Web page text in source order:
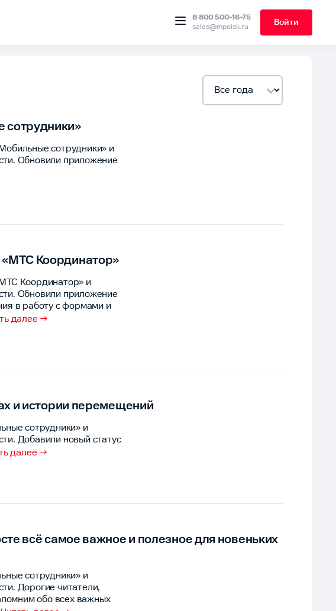
8 800 500-16-75
sales@mpoisk.ru
Войти
сотрудники» и
Обновили приложение
Координатор»
Координатор» и
Обновили приложение
в работу с формами и
далее →
и истории перемещений
сотрудники» и
Добавили новый статус
далее →
всё самое важное и полезное для новеньких
сотрудники» и
Дорогие читатели,
обо всех важных